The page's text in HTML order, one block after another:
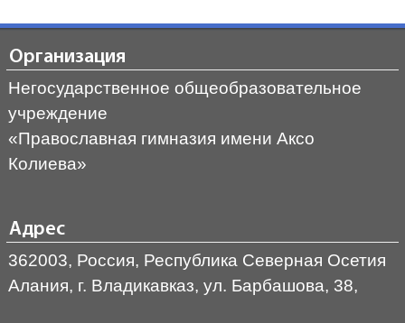
Организация
Негосударственное общеобразовательное
учреждение
«Православная гимназия имени Аксо
Колиева»
Адрес
362003, Россия, Республика Северная Осетия
Алания, г. Владикавказ, ул. Барбашова, 38,